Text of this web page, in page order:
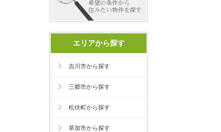
エリアから探す
吉川市から探す
三郷市から探す
松伏町から探す
草加市から探す